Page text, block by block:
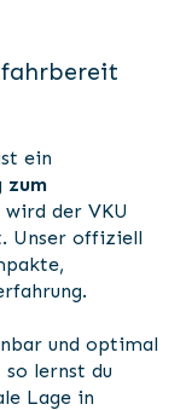
ein
zum
der VKU
Unser offiziell
und optimal
lernst du
Lage in